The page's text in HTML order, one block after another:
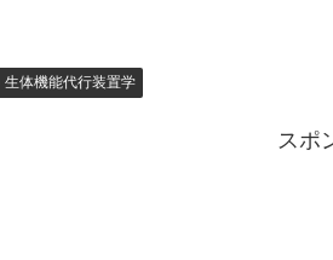
生体機能代行装置学
スポ